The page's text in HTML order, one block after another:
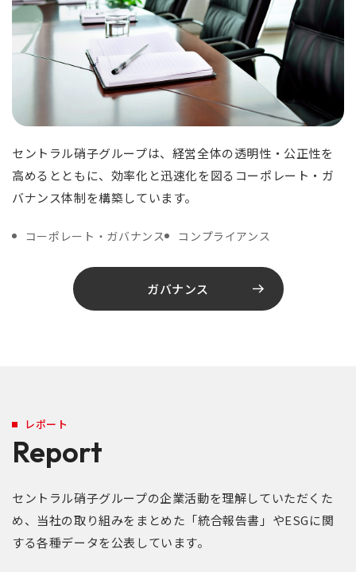
セントラル硝子グループは、経営全体の透明性・公正性を
高めるとともに、効率化と迅速化を図るコーポレート・ガ
バナンス体制を構築しています。
コーポレート・ガバナンス コンプライアンス
ガバナンス
レポート
Report
セントラル硝子グループの企業活動を理解していただくた
め、当社の取り組みをまとめた「統合報告書」やESGに関
する各種データを公表しています。